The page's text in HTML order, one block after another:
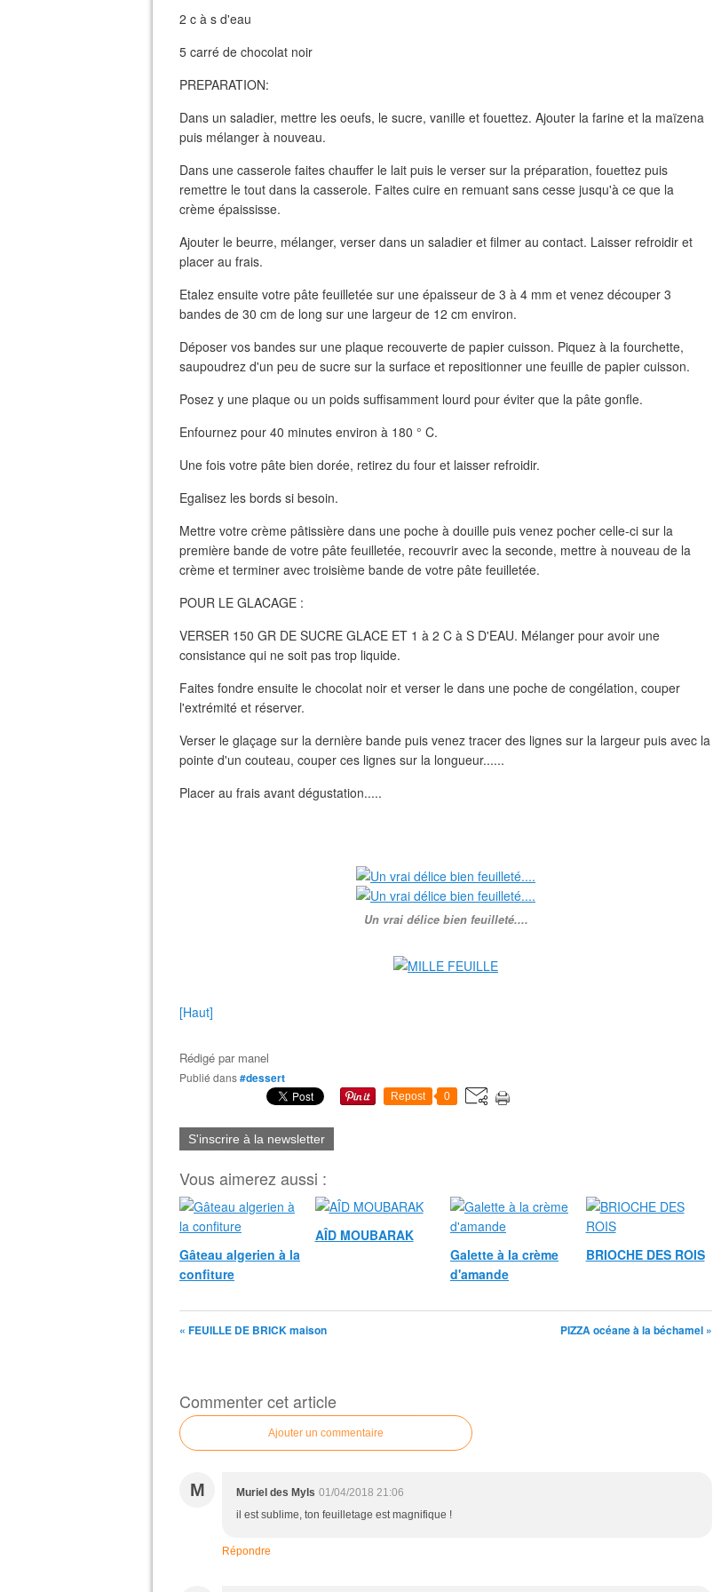
2 c à s d'eau
5 carré de chocolat noir
PREPARATION:
Dans un saladier, mettre les oeufs, le sucre, vanille et fouettez. Ajouter la farine et la maïzena
puis mélanger à nouveau.
Dans une casserole faites chauffer le lait puis le verser sur la préparation, fouettez puis
remettre le tout dans la casserole. Faites cuire en remuant sans cesse jusqu'à ce que la
crème épaississe.
Ajouter le beurre, mélanger, verser dans un saladier et filmer au contact. Laisser refroidir et
placer au frais.
Etalez ensuite votre pâte feuilletée sur une épaisseur de 3 à 4 mm et venez découper 3
bandes de 30 cm de long sur une largeur de 12 cm environ.
Déposer vos bandes sur une plaque recouverte de papier cuisson. Piquez à la fourchette,
saupoudrez d'un peu de sucre sur la surface et repositionner une feuille de papier cuisson.
Posez y une plaque ou un poids suffisamment lourd pour éviter que la pâte gonfle.
Enfournez pour 40 minutes environ à 180 ° C.
Une fois votre pâte bien dorée, retirez du four et laisser refroidir.
Egalisez les bords si besoin.
Mettre votre crème pâtissière dans une poche à douille puis venez pocher celle-ci sur la
première bande de votre pâte feuilletée, recouvrir avec la seconde, mettre à nouveau de la
crème et terminer avec troisième bande de votre pâte feuilletée.
POUR LE GLACAGE :
VERSER 150 GR DE SUCRE GLACE ET 1 à 2 C à S D'EAU. Mélanger pour avoir une
consistance qui ne soit pas trop liquide.
Faites fondre ensuite le chocolat noir et verser le dans une poche de congélation, couper
l'extrémité et réserver.
Verser le glaçage sur la dernière bande puis venez tracer des lignes sur la largeur puis avec la
pointe d'un couteau, couper ces lignes sur la longueur......
Placer au frais avant dégustation.....
Un vrai délice bien feuilleté....
[Haut]
Rédigé par manel
Publié dans#dessert
Repost 0
S'inscrire à la newsletter
Vous aimerez aussi :
Gâteau algerien à la
confiture
AÎD MOUBARAK
Galette à la crème
d'amande
BRIOCHE DES ROIS
« FEUILLE DE BRICK maison PIZZA océane à la béchamel »
Commenter cet article
Ajouter un commentaire
M Muriel des Myls 01/04/2018 21:06
il est sublime, ton feuilletage est magnifique !
Répondre